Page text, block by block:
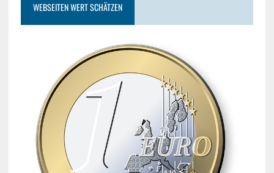
WEBSEITEN WERT SCHÄTZEN